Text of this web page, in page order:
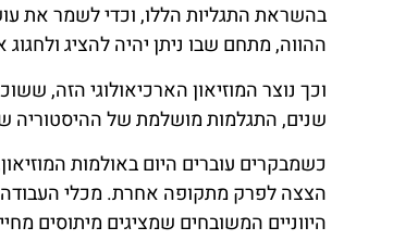
בהשראת התגליות הללו, וכדי לשמר את
ההווה, מתחם שבו ניתן יהיה להציג
וכך נוצר המוזיאון הארכיאולוגי הזה,
שנים, התגלמות מושלמת של ההיסטוריה
כשמבקרים עוברים היום באולמות
הצצה לפרק מתקופה אחרת. מכלי
היווניים המשובחים שמציגים מיתוסים